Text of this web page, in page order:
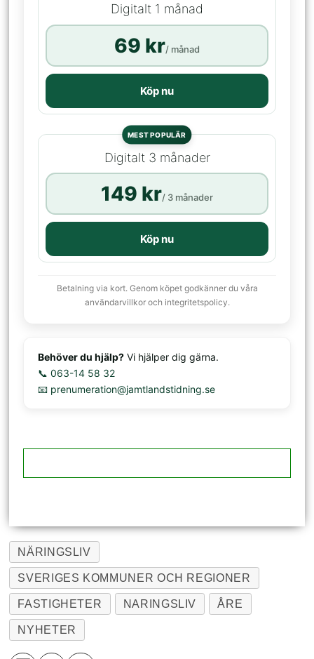
Digitalt 1 månad
69 kr/ månad
Köp nu
MEST POPULÄR
Digitalt 3 månader
149 kr/ 3 månader
Köp nu
Betalning via kort. Genom köpet godkänner du våra
användarvillkor och integritetspolicy.
Behöver du hjälp? Vi hjälper dig gärna.
📞 063-14 58 32
📧 prenumeration@jamtlandstidning.se
NÄRINGSLIV
SVERIGES KOMMUNER OCH REGIONER
FASTIGHETER NARINGSLIV ÅRE
NYHETER